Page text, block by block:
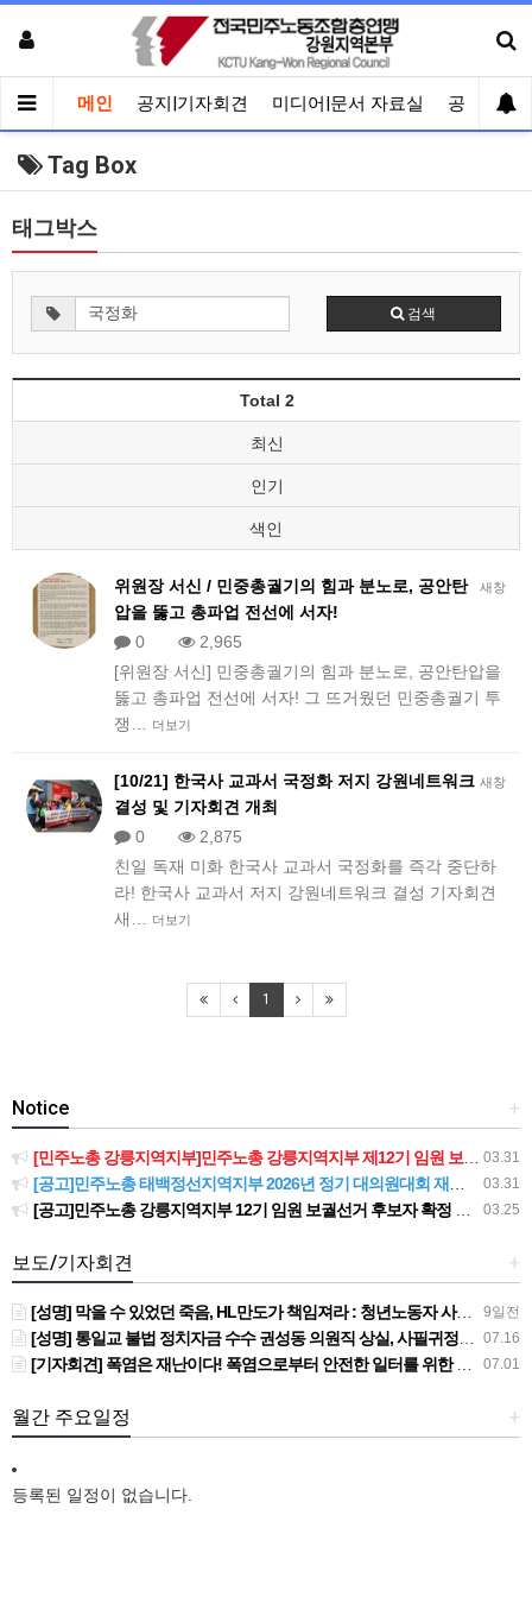
메인 공지|기자회견 미디어|문서 자료실 공유게시
Tag Box
태그박스
검색
Total 2
최신
인기
색인
새창
위원장 서신 / 민중총궐기의 힘과 분노로, 공안탄
압을 뚫고 총파업 전선에 서자!
0
2,965
[위원장 서신] 민중총궐기의 힘과 분노로, 공안탄압을
뚫고 총파업 전선에 서자! 그 뜨거웠던 민중총궐기 투
쟁…
더보기
새창
[10/21] 한국사 교과서 국정화 저지 강원네트워크
결성 및 기자회견 개최
0
2,875
친일 독재 미화 한국사 교과서 국정화를 즉각 중단하
라!​ ​한국사 교과서 저지 강원네트워크 결성 기자회견
새…
더보기
1
+
Notice
03.31
[민주노총 강릉지역지부]민주노총 강릉지역지부 제12기 임원 보궐선거결과 공고
03.31
[공고]민주노총 태백정선지역지부 2026년 정기 대의원대회 재소집 건
03.25
[공고]민주노총 강릉지역지부 12기 임원 보궐선거 후보자 확정 공고
+
보도/기자회견
9일전
[성명] 막을 수 있었던 죽음, HL만도가 책임져라 : 청년노동자 사망사고의 철저한 진상규명과 재발방지 대책 마련하라
07.16
[성명] 통일교 불법 정치자금 수수 권성동 의원직 상실, 사필귀정이다
07.01
[기자회견] 폭염은 재난이다! 폭염으로부터 안전한 일터를 위한 민주노총 강원지역본부 폭염감시단 선포 기자회견
+
월간 주요일정
등록된 일정이 없습니다.